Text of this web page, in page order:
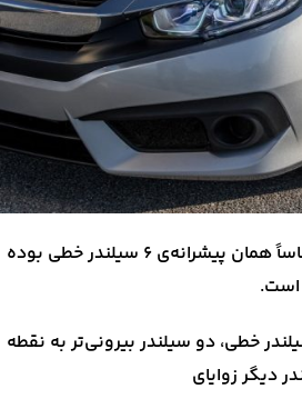
یک پیشرانه‌ی ۳ سیلندر اساساً همان پیشرانه‌ی ۶ سیلندر خطی بوده
است.
در پیشرانه‌های ۶ سیلندر خطی، دو سیلندر بیرونی‌تر به نقطه
دیگر زوایای